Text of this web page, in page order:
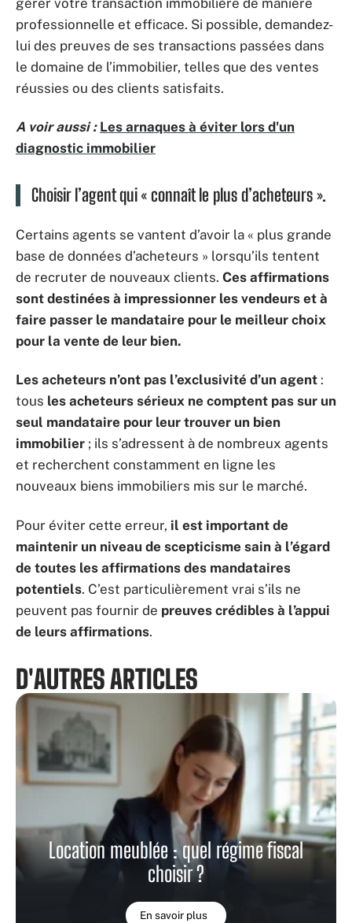
professionnelle et efficace. Si possible, demandez-
lui des preuves de ses transactions passées dans
le domaine de l’immobilier, telles que des ventes
réussies ou des clients satisfaits.
A voir aussi : Les arnaques à éviter lors d'un
diagnostic immobilier
Choisir l’agent qui « connaît le plus d’acheteurs ».
Certains agents se vantent d’avoir la « plus grande
base de données d’acheteurs » lorsqu’ils tentent
de recruter de nouveaux clients. Ces affirmations
sont destinées à impressionner les vendeurs et à
faire passer le mandataire pour le meilleur choix
pour la vente de leur bien.
Les acheteurs n’ont pas l’exclusivité d’un agent :
tous les acheteurs sérieux ne comptent pas sur un
seul mandataire pour leur trouver un bien
immobilier ; ils s’adressent à de nombreux agents
et recherchent constamment en ligne les
nouveaux biens immobiliers mis sur le marché.
Pour éviter cette erreur, il est important de
maintenir un niveau de scepticisme sain à l’égard
de toutes les affirmations des mandataires
potentiels. C’est particulièrement vrai s’ils ne
peuvent pas fournir de preuves crédibles à l’appui
de leurs affirmations.
D'AUTRES ARTICLES
Location meublée : quel régime fiscal
choisir ?
En savoir plus